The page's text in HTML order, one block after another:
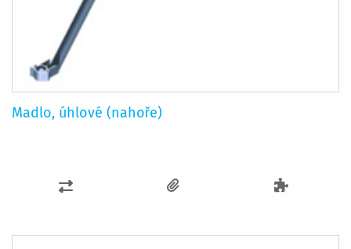
Madlo, úhlové (nahoře)
PŘIDAT
POROVNÁNÍ